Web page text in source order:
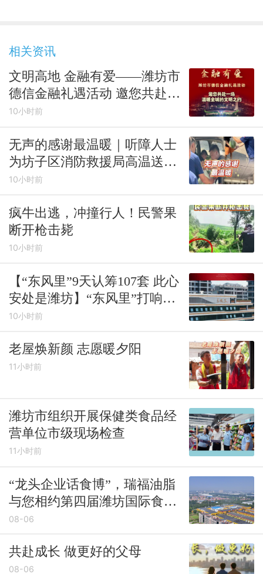
相关资讯
文明高地 金融有爱——潍坊市
德信金融礼遇活动 邀您共赴一
场温暖全城的文明之约
10小时前
无声的感谢最温暖｜听障人士
为坊子区消防救援局高温送清
凉
10小时前
疯牛出逃，冲撞行人！民警果
断开枪击毙
10小时前
【“东风里”9天认筹107套 此心
安处是潍坊】“东风里”打响金
秋楼市第一枪，潍坊高品质住
10小时前
老屋焕新颜 志愿暖夕阳
11小时前
潍坊市组织开展保健类食品经
营单位市级现场检查
11小时前
“龙头企业话食博”，瑞福油脂
与您相约第四届潍坊国际食品
农产品博览会
08-06
共赴成长 做更好的父母
08-06